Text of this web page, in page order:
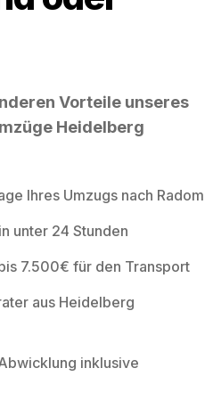
Vorteile unseres
Heidelberg
Ihres Umzugs nach Radom
unter 24 Stunden
7.500€ für den Transport
aus Heidelberg
inklusive